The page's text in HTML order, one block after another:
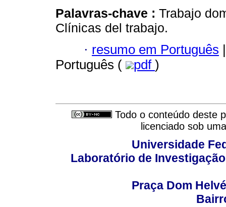
Palavras-chave : Trabajo
Clínicas del trabajo.
· resumo em Português |
Português (
pdf )
Todo o conteúdo deste
licenciado sob
Universidade
Laboratório de
Praça Dom